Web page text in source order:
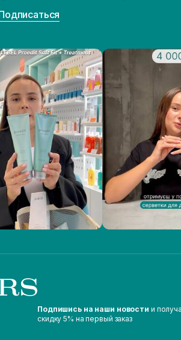
Подпишись на наши новости и
скидку 5% на первый заказ